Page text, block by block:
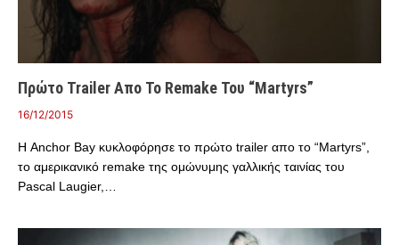
Πρώτο Trailer Απο Το Remake Του “Martyrs”
16/12/2015
Η Anchor Bay κυκλοφόρησε το πρώτο trailer απο το “Martyrs”,
το αμερικανικό remake της ομώνυμης γαλλικής ταινίας του
Pascal Laugier,…